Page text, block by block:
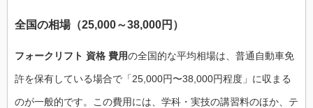
全国の相場（25,000～38,000円）
フォークリフト 資格 費用の全国的な平均相場は、普通自動車免
許を保有している場合で「25,000円〜38,000円程度」に収まる
のが一般的です。この費用には、学科・実技の講習料のほか、テ